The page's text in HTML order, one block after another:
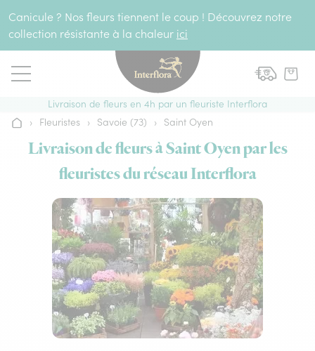
Canicule ? Nos fleurs tiennent le coup ! Découvrez notre
collection résistante à la chaleur ici
Livraison de fleurs en 4h par un fleuriste Interflora
Accueil
› Fleuristes › Savoie (73) › Saint Oyen
Livraison de fleurs à Saint Oyen par les
fleuristes du réseau Interflora